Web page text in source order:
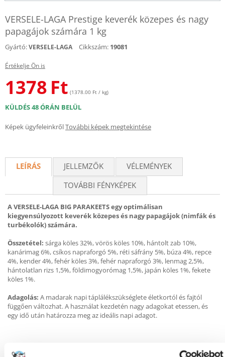
VERSELE-LAGA Prestige keverék közepes és nagy
papagájok számára 1 kg
Gyártó:VERSELE-LAGA Cikkszám: 19081
Értékelje Ön is
1378 Ft (1378.00 Ft / kg)
KÜLDÉS 48 ÓRÁN BELÜL
Képek ügyfeleinkrőlTovábbi képek megtekintése
LEÍRÁS JELLEMZŐK
VÉLEMÉNYEK
TOVÁBBI FÉNYKÉPEK
A VERSELE-LAGA BIG PARAKEETS egy optimálisan
kiegyensúlyozott keverék közepes és nagy papagájok (nimfák és
turbékolók) számára.
Összetétel: sárga köles 32%, vörös köles 10%, hántolt zab 10%,
kanárimag 6%, csíkos napraforgó 5%, réti sáfrány 5%, búza 4%, repce
4%, kender 4%, fehér köles 3%, fehér napraforgó 3%, lenmag 2,5%,
hántolatlan rizs 1,5%, földimogyorómag 1,5%, japán köles 1%, fekete
köles 1%.
Adagolás: A madarak napi táplálékszükséglete életkortól és fajtól
függően változhat. A használat kezdetén nagy adagokat etessen, és
egy idő után határozza meg az ideális napi adagot.